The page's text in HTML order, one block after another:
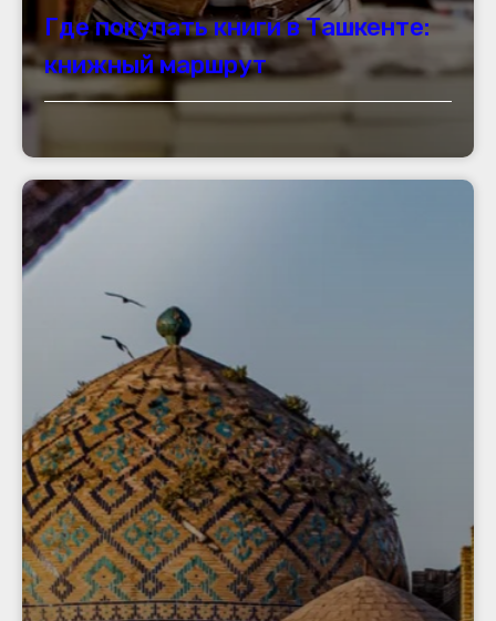
Где покупать книги в Ташкенте:
книжный маршрут